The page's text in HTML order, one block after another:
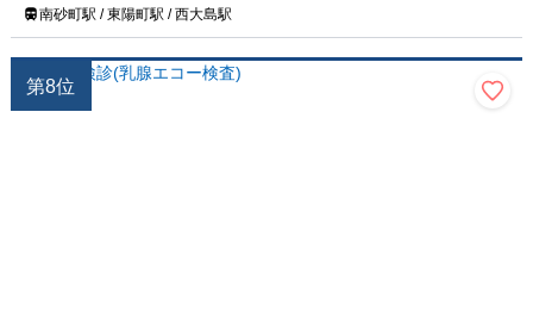
南砂町駅 / 東陽町駅 / 西大島駅
第8位